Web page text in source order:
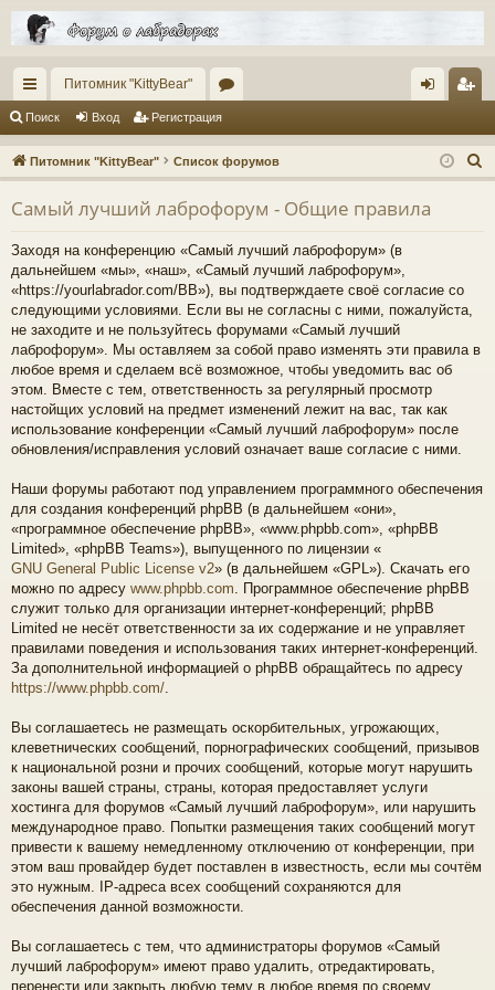
с
ы
лк
и
Питомник "KittyBear"
ор
ум
ы
д ис
тр
Поиск Вход Регистрация
Питомник "KittyBear" Список форумов
о
Самый лучший лаброфорум - Общие правила
Заходя на конференцию «Самый лучший лаброфорум» (в
дальнейшем «мы», «наш», «Самый лучший лаброфорум»,
«https://yourlabrador.com/BB»), вы подтверждаете своё согласие со
следующими условиями. Если вы не согласны с ними, пожалуйста,
не заходите и не пользуйтесь форумами «Самый лучший
лаброфорум». Мы оставляем за собой право изменять эти правила в
любое время и сделаем всё возможное, чтобы уведомить вас об
этом. Вместе с тем, ответственность за регулярный просмотр
настойщих условий на предмет изменений лежит на вас, так как
использование конференции «Самый лучший лаброфорум» после
обновления/исправления условий означает ваше согласие с ними.
Наши форумы работают под управлением программного обеспечения
для создания конференций phpBB (в дальнейшем «они»,
«программное обеспечение phpBB», «www.phpbb.com», «phpBB
Limited», «phpBB Teams»), выпущенного по лицензии «
GNU General Public License v2» (в дальнейшем «GPL»). Скачать его
можно по адресу www.phpbb.com. Программное обеспечение phpBB
служит только для организации интернет-конференций; phpBB
Limited не несёт ответственности за их содержание и не управляет
правилами поведения и использования таких интернет-конференций.
За дополнительной информацией о phpBB обращайтесь по адресу
https://www.phpbb.com/.
Вы соглашаетесь не размещать оскорбительных, угрожающих,
клеветнических сообщений, порнографических сообщений, призывов
к национальной розни и прочих сообщений, которые могут нарушить
законы вашей страны, страны, которая предоставляет услуги
хостинга для форумов «Самый лучший лаброфорум», или нарушить
международное право. Попытки размещения таких сообщений могут
привести к вашему немедленному отключению от конференции, при
этом ваш провайдер будет поставлен в известность, если мы сочтём
это нужным. IP-адреса всех сообщений сохраняются для
обеспечения данной возможности.
Вы соглашаетесь с тем, что администраторы форумов «Самый
лучший лаброфорум» имеют право удалить, отредактировать,
перенести или закрыть любую тему в любое время по своему